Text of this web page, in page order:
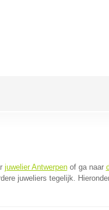
juwelier Antwerpenof ga naar
juweliers tegelijk.